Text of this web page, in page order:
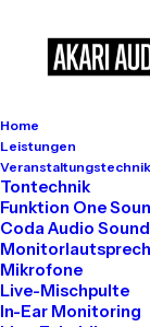
Home
Leistungen
Veranstaltungstechnik
Tontechnik
Funktion One
Coda Audio
Mikrofone
Live-Mischpulte
In-Ear Monitoring
Hier bahnt sich